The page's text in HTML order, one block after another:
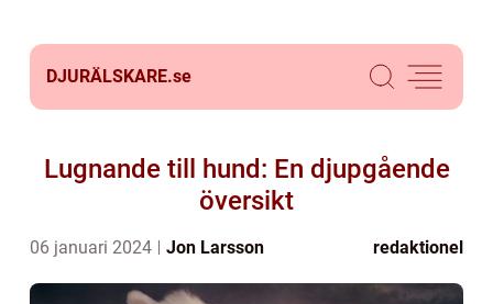
DJURÄLSKARE.se
Lugnande till hund: En djupgående
översikt
06 januari 2024 Jon Larsson redaktionel